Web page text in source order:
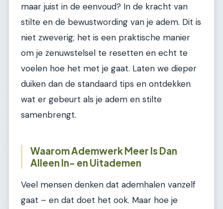
maar juist in de eenvoud? In de kracht van
stilte en de bewustwording van je adem. Dit is
niet zweverig; het is een praktische manier
om je zenuwstelsel te resetten en echt te
voelen hoe het met je gaat. Laten we dieper
duiken dan de standaard tips en ontdekken
wat er gebeurt als je adem en stilte
samenbrengt.
Waarom Ademwerk Meer Is Dan
Alleen In- en Uitademen
Veel mensen denken dat ademhalen vanzelf
gaat – en dat doet het ook. Maar hoe je